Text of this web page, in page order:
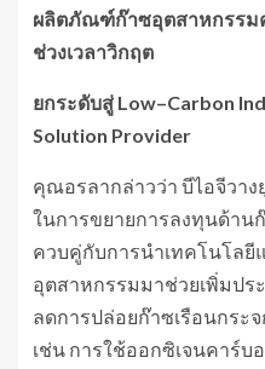
ผลิตภัณฑ์ก๊าซอุตสาหกรรม
ช่วงเวลาวิกฤต
ยกระดับสู่ Low–Carbon
Solution Provider
คุณอรลากล่าวว่า บีไอจีวาง
ในการขยายการลงทุนด้า
ควบคู่กับการนำเทคโนโล
อุตสาหกรรมมาช่วยเพิ่มปร
ลดการปล่อยก๊าซเรือนกระ
เช่น การใช้ออกซิเจนคาร์บ